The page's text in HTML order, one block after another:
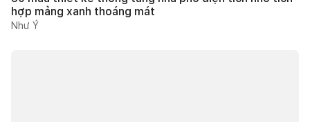
hợp mảng xanh thoáng mát
Như Ý